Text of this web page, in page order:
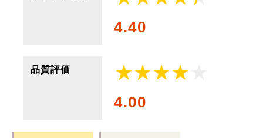
4.40
品質評価
4.00